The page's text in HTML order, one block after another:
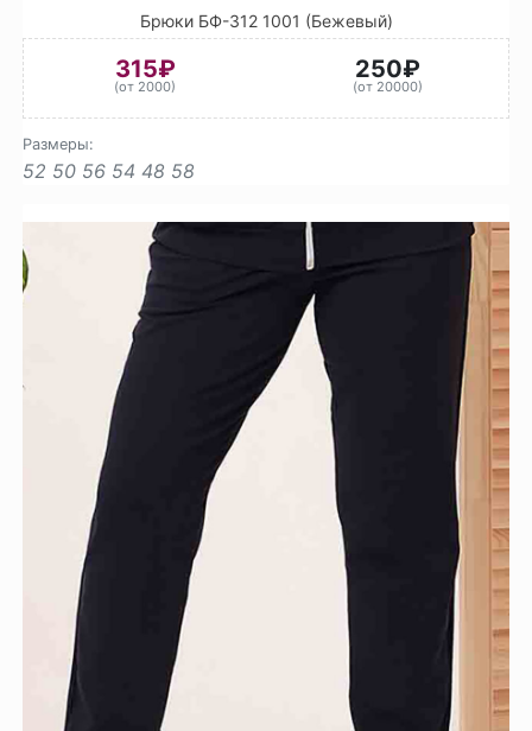
Брюки БФ-312 1001 (Бежевый)
315₽
(от 2000)
250₽
(от 20000)
Размеры:
52 50 56 54 48 58